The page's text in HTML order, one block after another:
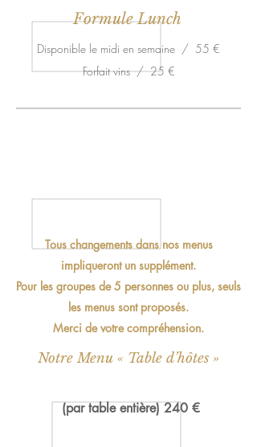
Formule Lunch
Disponible le midi en semaine / 55 €
Forfait vins / 25 €
Tous changements dans nos menus
impliqueront un supplément.
Pour les groupes de 5 personnes ou plus, seuls
les menus sont proposés.
Merci de votre compréhension.
Notre Menu « Table d’hôtes »
(par table entière) 240 €